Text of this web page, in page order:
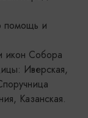
помощь и
икон Собора
Иверская,
Казанская.